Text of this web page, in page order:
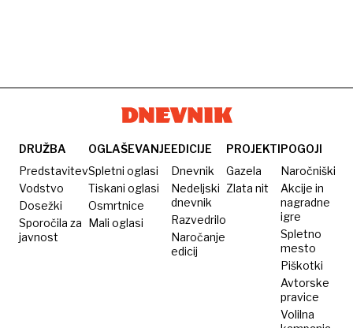
DRUŽBA
Predstavitev
Vodstvo
Dosežki
Sporočila za
javnost
OGLAŠEVANJE
Spletni oglasi
Tiskani oglasi
Osmrtnice
Mali oglasi
EDICIJE
Dnevnik
Nedeljski
dnevnik
Razvedrilo
Naročanje
edicij
PROJEKTI
Gazela
Zlata nit
POGOJI
Naročniški
Akcije in
nagradne
igre
Spletno
mesto
Piškotki
Avtorske
pravice
Volilna